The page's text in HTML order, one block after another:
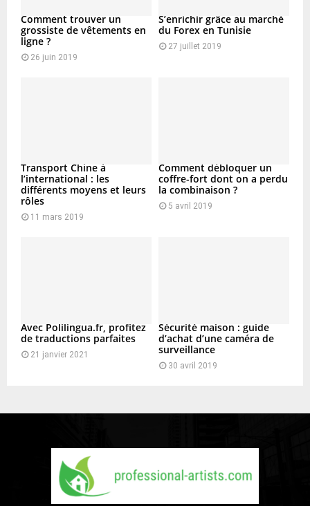
Comment trouver un
grossiste de vêtements en
ligne ?
26 juin 2019
S’enrichir grâce au marché
du Forex en Tunisie
27 juillet 2019
Transport Chine à
l’international : les
différents moyens et leurs
rôles
11 mars 2019
Comment débloquer un
coffre-fort dont on a perdu
la combinaison ?
5 avril 2019
Avec Polilingua.fr, profitez
de traductions parfaites
21 janvier 2021
Sécurité maison : guide
d’achat d’une caméra de
surveillance
30 avril 2019